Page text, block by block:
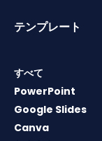
テンプレート
すべて
PowerPoint
Google Slides
Canva